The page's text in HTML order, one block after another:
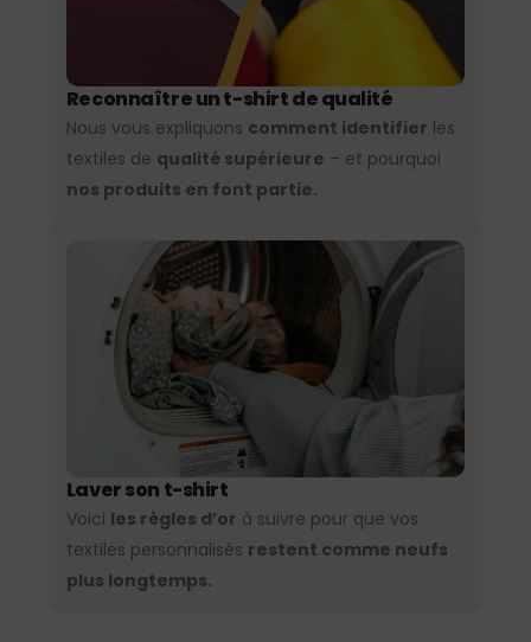
Reconnaître un t-shirt de qualité
Nous vous expliquons comment identifier les
textiles de qualité supérieure – et pourquoi
nos produits en font partie.
Laver son t-shirt
Voici les règles d’or à suivre pour que vos
textiles personnalisés restent comme neufs
plus longtemps.